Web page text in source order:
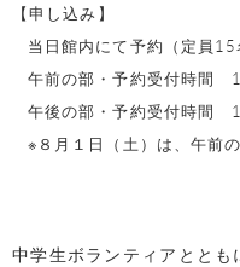
【申し込み】
当日館内にて予約（定員15
午前の部・予約受付時間
午後の部・予約受付時間
※８月１日（土）は、午前
中学生ボランティアととも